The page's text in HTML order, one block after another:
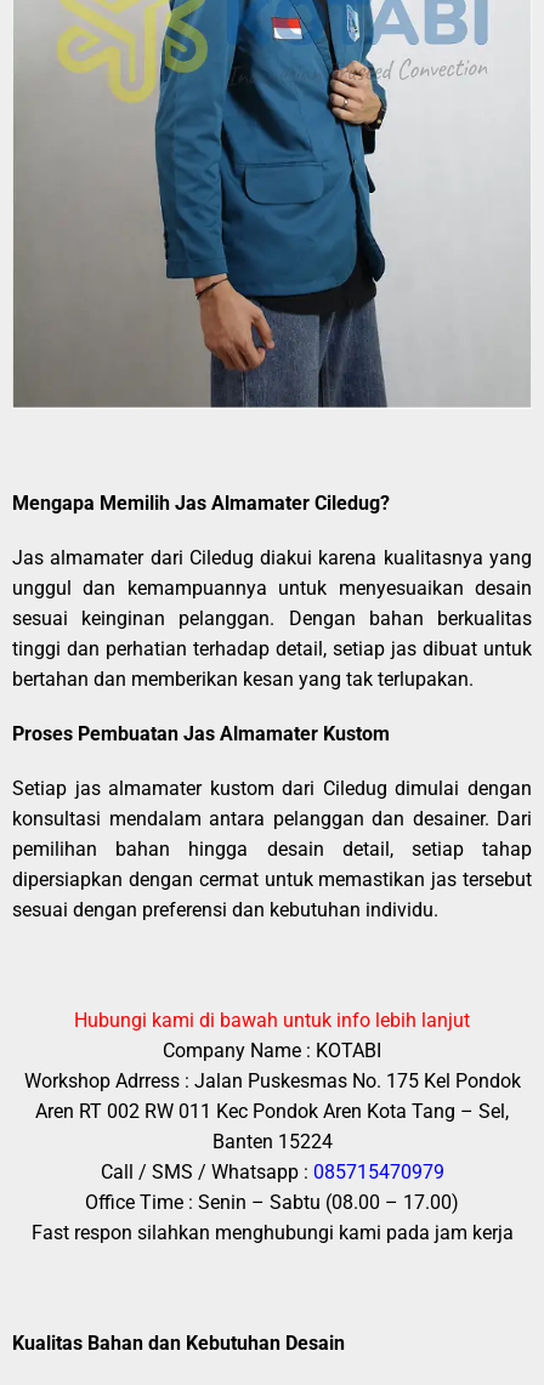
Mengapa Memilih Jas Almamater Ciledug?
Jas almamater dari Ciledug diakui karena kualitasnya yang
unggul dan kemampuannya untuk menyesuaikan desain
sesuai keinginan pelanggan. Dengan bahan berkualitas
tinggi dan perhatian terhadap detail, setiap jas dibuat untuk
bertahan dan memberikan kesan yang tak terlupakan.
Proses Pembuatan Jas Almamater Kustom
Setiap jas almamater kustom dari Ciledug dimulai dengan
konsultasi mendalam antara pelanggan dan desainer. Dari
pemilihan bahan hingga desain detail, setiap tahap
dipersiapkan dengan cermat untuk memastikan jas tersebut
sesuai dengan preferensi dan kebutuhan individu.
Hubungi kami di bawah untuk info lebih lanjut
Company Name : KOTABI
Workshop Adrress : Jalan Puskesmas No. 175 Kel Pondok
Aren RT 002 RW 011 Kec Pondok Aren Kota Tang – Sel,
Banten 15224
Call / SMS / Whatsapp : 085715470979
Office Time : Senin – Sabtu (08.00 – 17.00)
Fast respon silahkan menghubungi kami pada jam kerja
Kualitas Bahan dan Kebutuhan Desain